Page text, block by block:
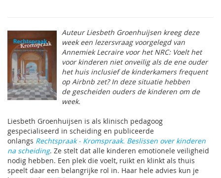
Auteur Liesbeth Groenhuijsen kreeg deze
week een lezersvraag voorgelegd van
Annemiek Lecraire voor het NRC: Voelt het
voor kinderen niet onveilig als de ene ouder
het huis inclusief de kinderkamers frequent
op Airbnb zet? In deze situatie hebben
de gescheiden ouders de kinderen om de
week.
Liesbeth Groenhuijsen is als klinisch pedagoog
gespecialiseerd in scheiding en publiceerde
onlangs Rechtspraak - Kromspraak. Beslissen over kinderen
na scheiding. Ze stelt dat alle kinderen emotionele veiligheid
nodig hebben. Een plek die voelt, ruikt en klinkt als thuis
speelt daar een belangrijke rol in. Haar hele advies kun je